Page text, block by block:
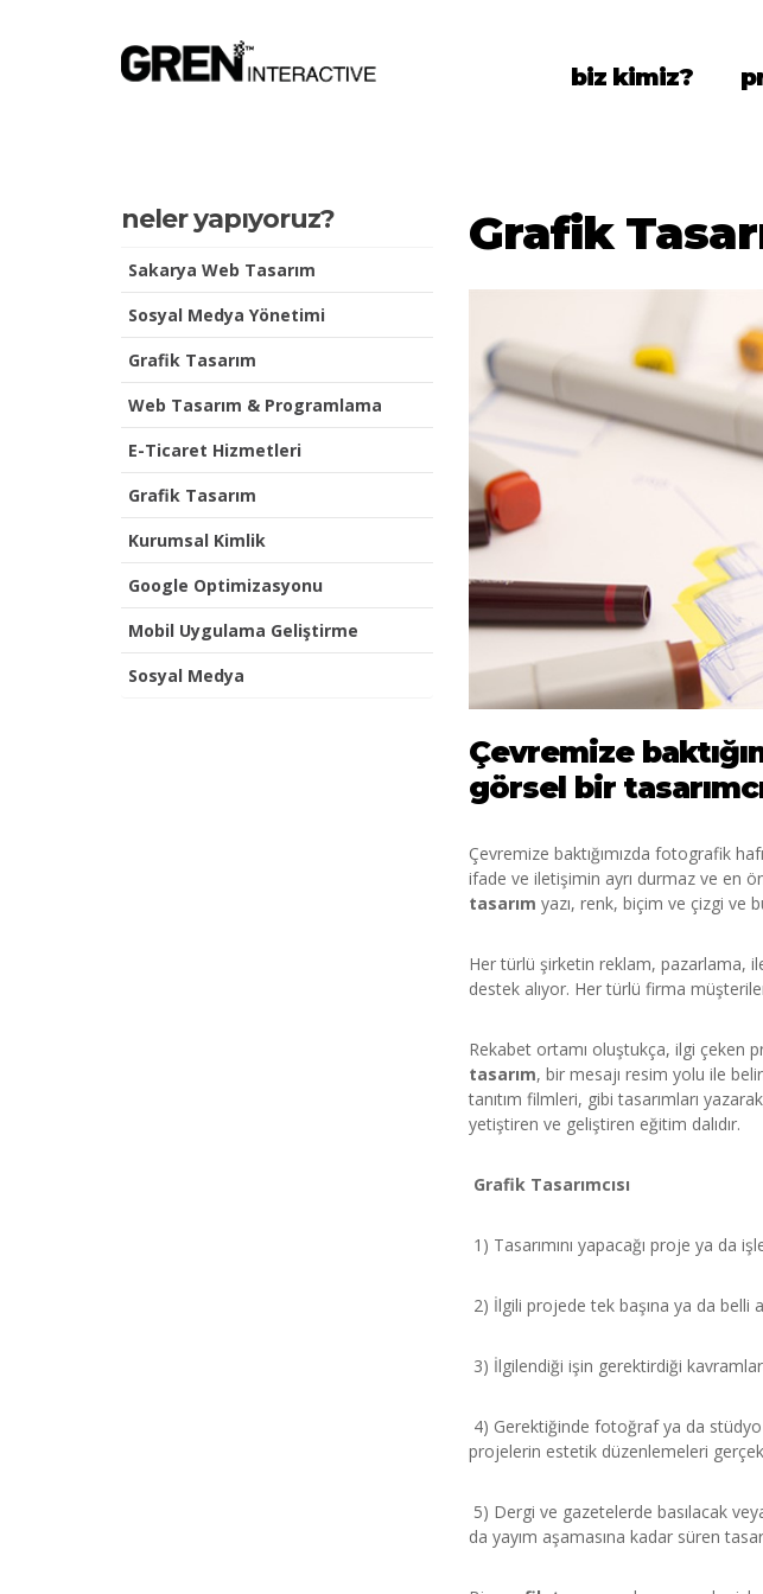
biz kimiz?
neler yapıyoruz?
Sakarya Web Tasarım
Sosyal Medya Yönetimi
Grafik Tasarım
Web Tasarım & Programlama
E-Ticaret Hizmetleri
Grafik Tasarım
Kurumsal Kimlik
Google Optimizasyonu
Mobil Uygulama Geliştirme
Sosyal Medya
Grafik
Çevremize
görsel bir
Çevremize baktığımızda fotografik
ifade ve iletişimin ayrı durmaz ve en
tasarım yazı, renk, biçim ve çizgi ve
Her türlü şirketin reklam, pazarlama,
destek alıyor. Her türlü firma
Rekabet ortamı oluştukça, ilgi çeken
tasarım, bir mesajı resim yolu ile
tanıtım filmleri, gibi tasarımları
yetiştiren ve geliştiren eğitim dalıdır.
Grafik Tasarımcısı
1) Tasarımını yapacağı proje ya da
2) İlgili projede tek başına ya da belli
3) İlgilendiği işin gerektirdiği
4) Gerektiğinde fotoğraf ya da
projelerin estetik düzenlemeleri
5) Dergi ve gazetelerde basılacak
da yayım aşamasına kadar süren